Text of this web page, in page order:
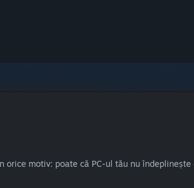
motiv: poate că PC-ul tău nu